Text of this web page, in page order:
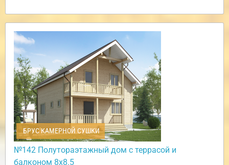
БРУС КАМЕРНОЙ СУШКИ
№142 Полутораэтажный дом с террасой и
балконом 8х8.5